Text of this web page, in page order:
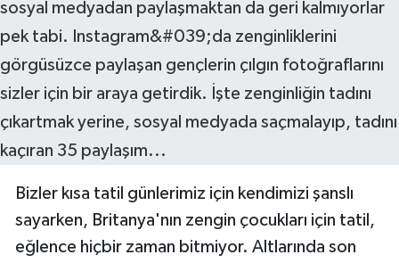
Bizler kısa tatil günlerimiz için kendimizi şanslı
sayarken, Britanya'nın zengin çocukları için tatil,
eğlence hiçbir zaman bitmiyor. Altlarında son